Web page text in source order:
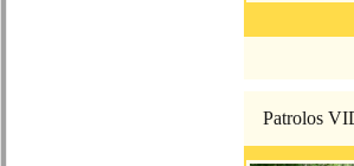
Patrolos